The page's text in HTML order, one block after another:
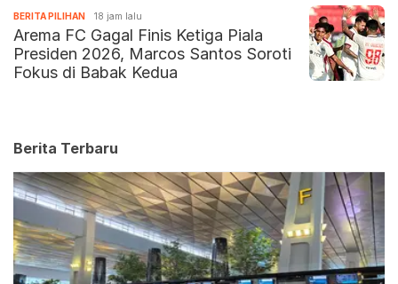
BERITA PILIHAN 18 jam lalu
Arema FC Gagal Finis Ketiga Piala
Presiden 2026, Marcos Santos Soroti
Fokus di Babak Kedua
Berita Terbaru